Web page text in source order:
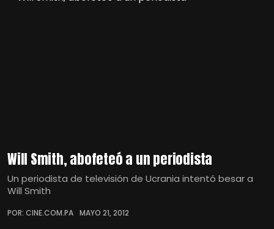
Will Smith, abofeteó a un periodista
Un periodista de televisión de Ucrania intentó besar a
Will Smith
POR: CINE.COM.PA MAYO 21, 2012